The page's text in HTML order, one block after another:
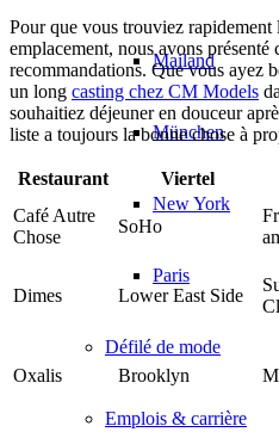
Mailand
München
New York
Paris
Défilé de mode
Emplois & carrière
Pour que vous trouviez
emplacement, nous avons
recommandations. Que vous ayez
un long casting chez CM Models
souhaitiez déjeuner en douceur
liste a toujours la bonne chose à
Restaurant Viertel
Café Autre
Chose
SoHo
Dimes Lower East Side
Oxalis Brooklyn